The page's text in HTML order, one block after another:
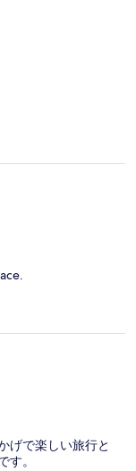
げで楽しい旅行と
。